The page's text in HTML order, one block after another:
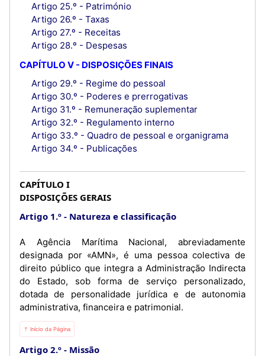
Artigo 25.º - Património
Artigo 26.º - Taxas
Artigo 27.º - Receitas
Artigo 28.º - Despesas
CAPÍTULO V - DISPOSIÇÕES FINAIS
Artigo 29.º - Regime do pessoal
Artigo 30.º - Poderes e prerrogativas
Artigo 31.º - Remuneração suplementar
Artigo 32.º - Regulamento interno
Artigo 33.º - Quadro de pessoal e organigrama
Artigo 34.º - Publicações
CAPÍTULO I
DISPOSIÇÕES GERAIS
Artigo 1.º
Natureza e classificação
A Agência Marítima Nacional, abreviadamente
designada por «AMN», é uma pessoa colectiva de
direito público que integra a Administração Indirecta
do Estado, sob forma de serviço personalizado,
dotada de personalidade jurídica e de autonomia
administrativa, financeira e patrimonial.
⇡ Início da Página
Artigo 2.º Missão